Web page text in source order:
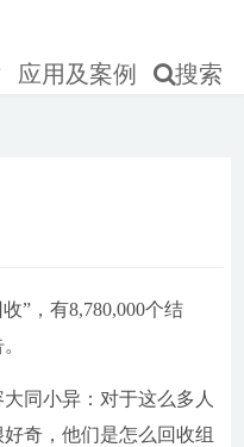
应用及案例 搜索
”，有8,780,000个结
同小异：对于这么多人
奇，他们是怎么回收组